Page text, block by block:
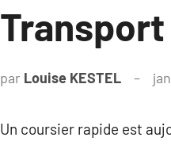
par Louise KESTEL
Un coursier rapide est